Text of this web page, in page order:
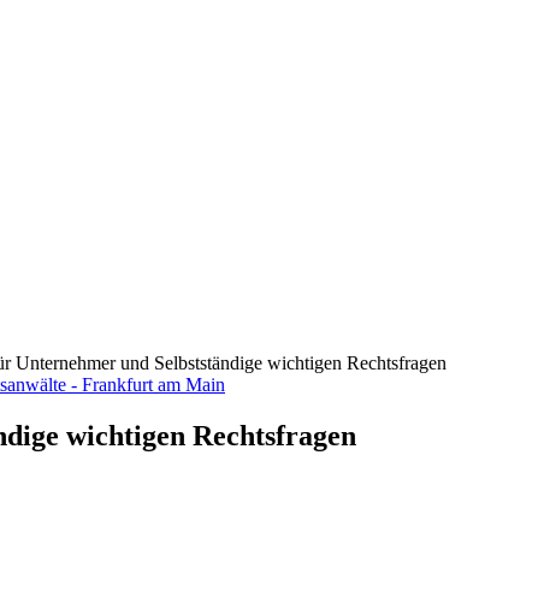
und Selbstständige wichtigen Rechtsfragen
wichtigen Rechtsfragen